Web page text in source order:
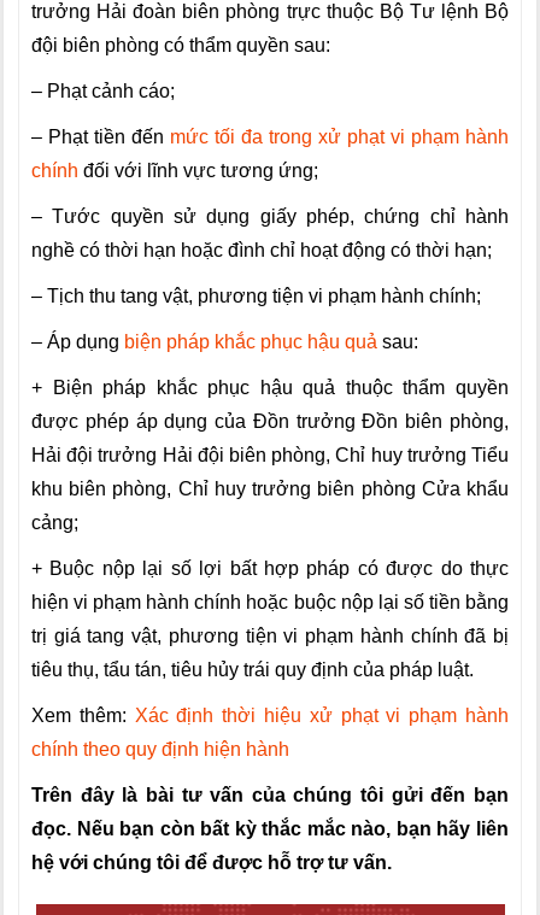
trưởng Hải đoàn biên phòng trực thuộc Bộ Tư lệnh Bộ
đội biên phòng có thẩm quyền sau:
– Phạt cảnh cáo;
– Phạt tiền đến mức tối đa trong xử phạt vi phạm hành
chính đối với lĩnh vực tương ứng;
– Tước quyền sử dụng giấy phép, chứng chỉ hành
nghề có thời hạn hoặc đình chỉ hoạt động có thời hạn;
– Tịch thu tang vật, phương tiện vi phạm hành chính;
– Áp dụng biện pháp khắc phục hậu quả sau:
+ Biện pháp khắc phục hậu quả thuộc thẩm quyền
được phép áp dụng của Đồn trưởng Đồn biên phòng,
Hải đội trưởng Hải đội biên phòng, Chỉ huy trưởng Tiểu
khu biên phòng, Chỉ huy trưởng biên phòng Cửa khẩu
cảng;
+ Buộc nộp lại số lợi bất hợp pháp có được do thực
hiện vi phạm hành chính hoặc buộc nộp lại số tiền bằng
trị giá tang vật, phương tiện vi phạm hành chính đã bị
tiêu thụ, tẩu tán, tiêu hủy trái quy định của pháp luật.
Xem thêm: Xác định thời hiệu xử phạt vi phạm hành
chính theo quy định hiện hành
Trên đây là bài tư vấn của chúng tôi gửi đến bạn
đọc. Nếu bạn còn bất kỳ thắc mắc nào, bạn hãy liên
hệ với chúng tôi để được hỗ trợ tư vấn.